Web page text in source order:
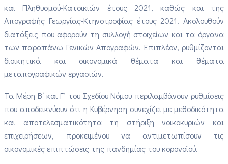
και Πληθυσμού-Κατοικιών έτους 2021, καθώς και της
Απογραφής Γεωργίας-Κτηνοτροφίας έτους 2021. Ακολουθούν
διατάξεις που αφορούν τη συλλογή στοιχείων και τα όργανα
των παραπάνω Γενικών Απογραφών. Επιπλέον, ρυθμίζονται
διοικητικά και οικονομικά θέματα και θέματα
μεταπογραφικών εργασιών.
Τα Μέρη Β΄ και Γ΄ του Σχεδίου Νόμου περιλαμβάνουν ρυθμίσεις
που αποδεικνύουν ότι η Κυβέρνηση συνεχίζει με μεθοδικότητα
και αποτελεσματικότητα τη στήριξη νοικοκυριών και
επιχειρήσεων, προκειμένου να αντιμετωπίσουν τις
οικονομικές επιπτώσεις της πανδημίας του κορονοϊού.